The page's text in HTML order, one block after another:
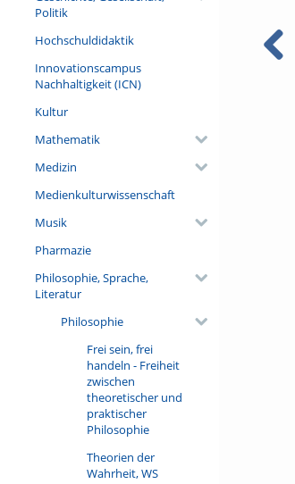
Politik
Hochschuldidaktik
Innovationscampus
Nachhaltigkeit (ICN)
Kultur
Mathematik
Medizin
Medienkulturwissenschaft
Musik
Pharmazie
Philosophie, Sprache,
Literatur
Philosophie
Frei sein, frei
handeln - Freiheit
zwischen
theoretischer und
praktischer
Philosophie
Theorien der
Wahrheit, WS